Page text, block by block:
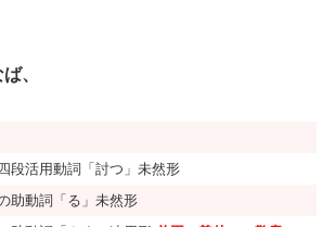
、
段活用動詞「討つ」未然形
助動詞「る」未然形